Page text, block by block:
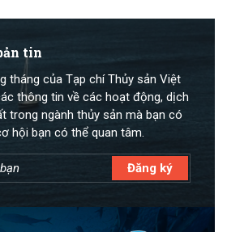
tin
tháng của Tạp chí Thủy sản Việt
thông tin về các hoạt động, dịch
trong ngành thủy sản mà bạn có
hội bạn có thể quan tâm.